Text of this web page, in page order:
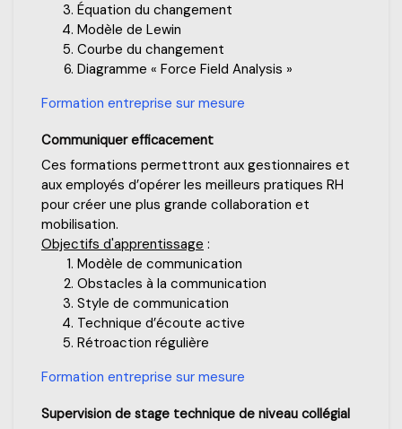
Équation du changement
Modèle de Lewin
Courbe du changement
Diagramme « Force Field Analysis »
Formation entreprise sur mesure
Communiquer efficacement
Ces formations permettront aux gestionnaires et
aux employés d’opérer les meilleurs pratiques RH
pour créer une plus grande collaboration et
mobilisation.
Objectifs d'apprentissage :
Modèle de communication
Obstacles à la communication
Style de communication
Technique d’écoute active
Rétroaction régulière
Formation entreprise sur mesure
Supervision de stage technique de niveau collégial